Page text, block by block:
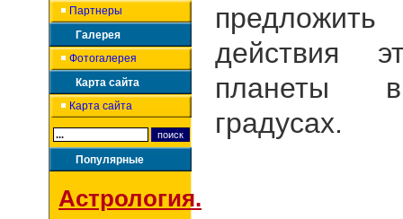
Партнеры
Галерея
Фотогалерея
Карта сайта
Карта сайта
Популярные
Астрология.
действия
планеты в
градусах.